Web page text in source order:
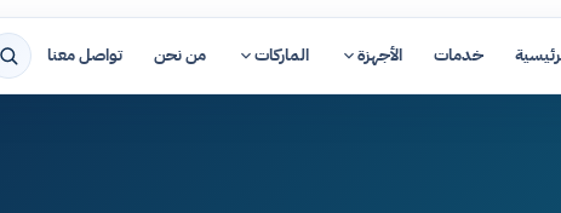
خدمات الأجهزة الماركات من نحن تواصل معنا